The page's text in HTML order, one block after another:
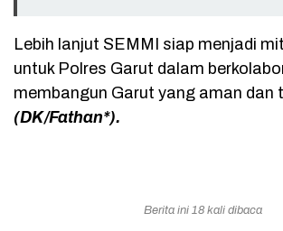
Lebih lanjut SEMMI siap menjadi
untuk Polres Garut dalam
membangun Garut yang aman dan
(DK/Fathan*).
Berita ini 18 kali dibaca